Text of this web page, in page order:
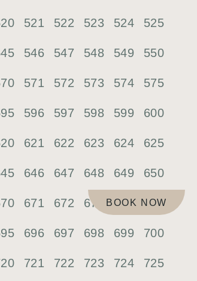
BOOK NOW
521 522 523 524 525
546 547 548 549 550
571 572 573 574 575
596 597 598 599 600
621 622 623 624 625
646 647 648 649 650
671 672 673 674 675
696 697 698 699 700
721 722 723 724 725